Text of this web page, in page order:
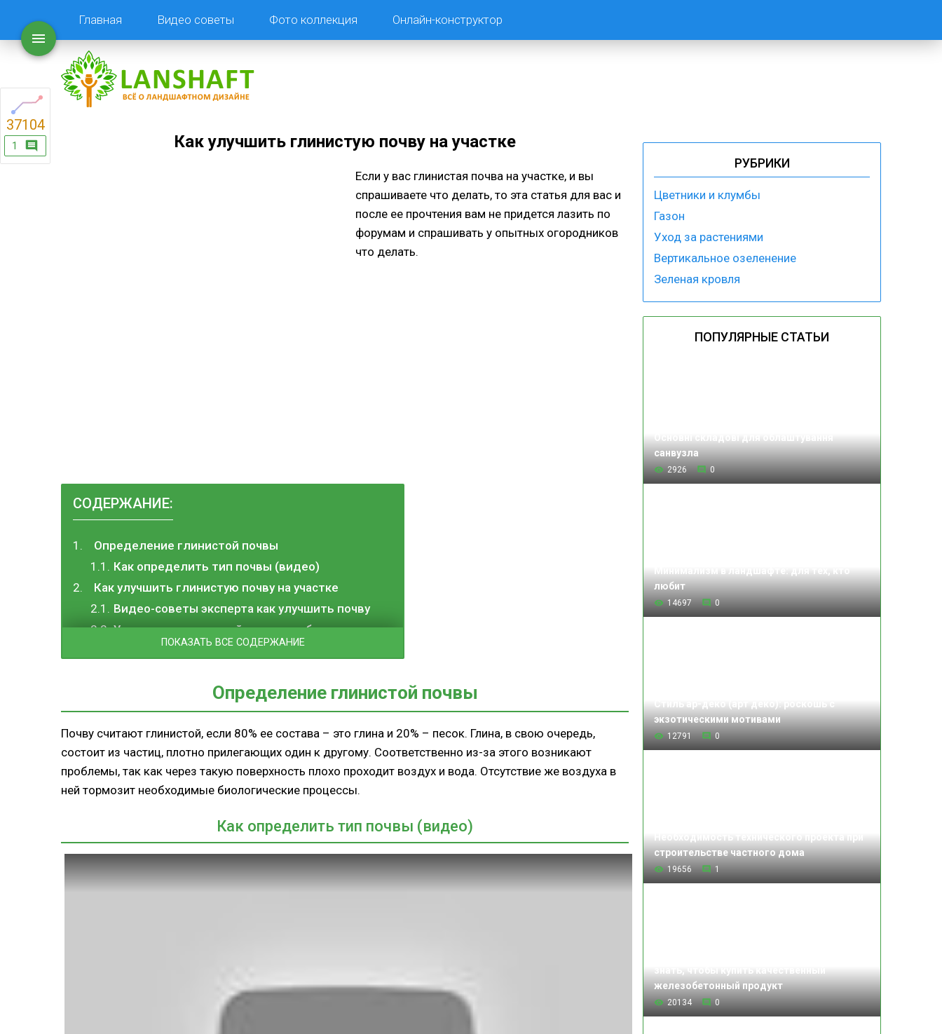
Главная Видео советы Фото коллекция Онлайн-конструктор
РУБРИКИ
Цветники и клумбы
Газон
Уход за растениями
Вертикальное озеленение
Зеленая кровля
ПОПУЛЯРНЫЕ СТАТЬИ
санвузла
2926 0
любит
14697 0
экзотическими мотивами
12791 0
строительстве частного дома
19656 1
железобетонный продукт
20134 0
Как улучшить глинистую почву на участке
1
37104
Если у вас глинистая почва на участке, и вы
спрашиваете что делать, то эта статья для вас и
после ее прочтения вам не придется лазить по
форумам и спрашивать у опытных огородников
что делать.
СОДЕРЖАНИЕ:
Определение глинистой почвы
Как определить тип почвы (видео)
Как улучшить глинистую почву на участке
Видео-советы эксперта как улучшить почву
Улучшение глинистой почвы удобрениями
Торф
Песок и перегной
Удобрение из зеленых культур
Известкование грунта
ПОКАЗАТЬ ВСЕ СОДЕРЖАНИЕ
Определение глинистой почвы
Почву считают глинистой, если 80% ее состава – это глина и 20% – песок. Глина, в свою очередь,
состоит из частиц, плотно прилегающих один к другому. Соответственно из-за этого возникают
проблемы, так как через такую поверхность плохо проходит воздух и вода. Отсутствие же воздуха в
ней тормозит необходимые биологические процессы.
Как определить тип почвы (видео)